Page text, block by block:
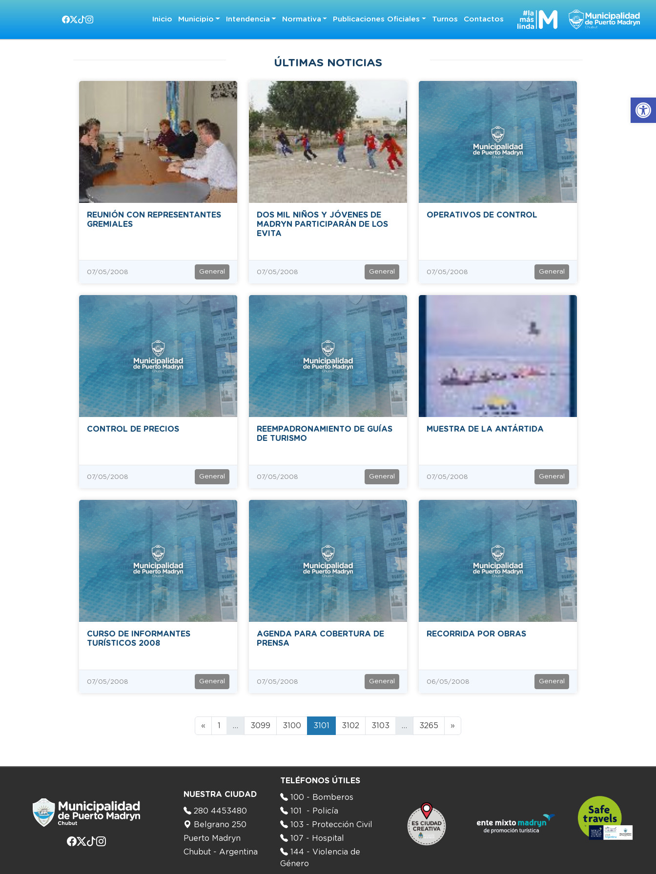
Abrir
Inicio Municipio Intendencia Normativa Publicaciones Oficiales Turnos Contactos
ÚLTIMAS NOTICIAS
REUNIÓN CON REPRESENTANTES
GREMIALES
07/05/2008 General
DOS MIL NIÑOS Y JÓVENES DE
MADRYN PARTICIPARÁN DE LOS
EVITA
07/05/2008 General
OPERATIVOS DE CONTROL
07/05/2008 General
CONTROL DE PRECIOS
07/05/2008 General
REEMPADRONAMIENTO DE GUÍAS
DE TURISMO
07/05/2008 General
MUESTRA DE LA ANTÁRTIDA
07/05/2008 General
CURSO DE INFORMANTES
TURÍSTICOS 2008
07/05/2008 General
AGENDA PARA COBERTURA DE
PRENSA
07/05/2008 General
RECORRIDA POR OBRAS
06/05/2008 General
« 1 … 3099 3100 3101 3102 3103 … 3265 »
NUESTRA CIUDAD
280 4453480
Belgrano 250
Puerto Madryn
Chubut - Argentina
TELÉFONOS ÚTILES
100 - Bomberos
101 - Policía
103 - Protección Civil
107 - Hospital
144 - Violencia de
Género